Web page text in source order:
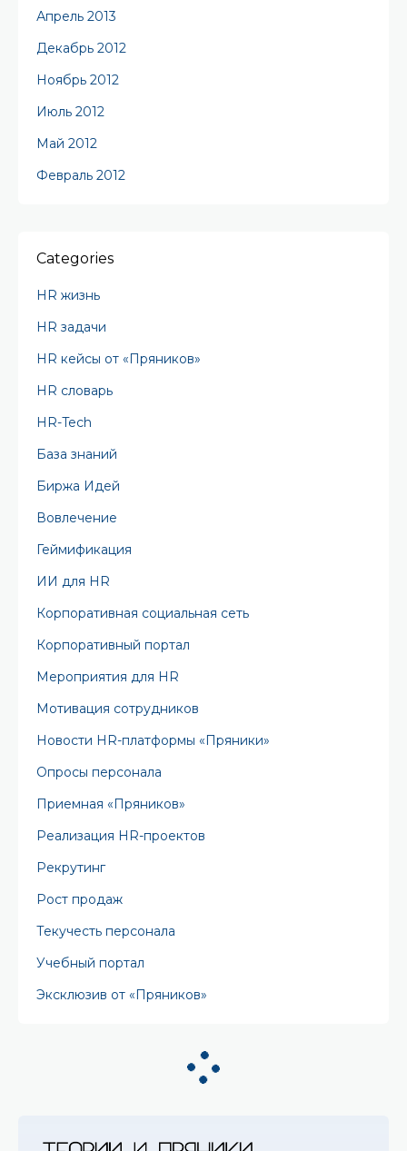
Апрель 2013
Декабрь 2012
Ноябрь 2012
Июль 2012
Май 2012
Февраль 2012
Categories
HR жизнь
HR задачи
HR кейсы от «Пряников»
HR словарь
HR-Tech
База знаний
Биржа Идей
Вовлечение
Геймификация
ИИ для HR
Корпоративная социальная сеть
Корпоративный портал
Мероприятия для HR
Мотивация сотрудников
Новости HR-платформы «Пряники»
Опросы персонала
Приемная «Пряников»
Реализация HR-проектов
Рекрутинг
Рост продаж
Текучесть персонала
Учебный портал
Эксклюзив от «Пряников»